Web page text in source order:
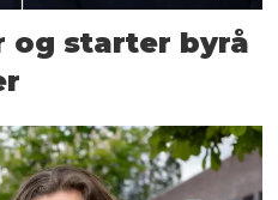
og starter byrå